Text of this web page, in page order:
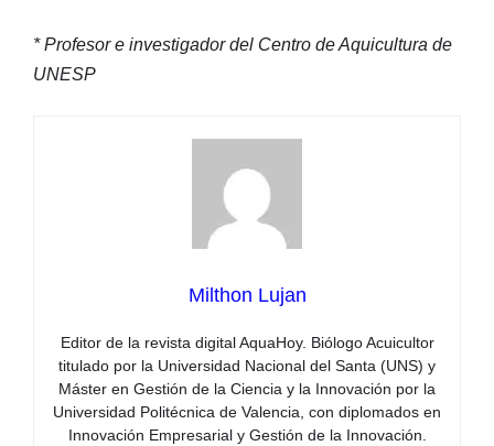
* Profesor e investigador del Centro de Aquicultura de
UNESP
Milthon Lujan
Editor de la revista digital AquaHoy. Biólogo Acuicultor
titulado por la Universidad Nacional del Santa (UNS) y
Máster en Gestión de la Ciencia y la Innovación por la
Universidad Politécnica de Valencia, con diplomados en
Innovación Empresarial y Gestión de la Innovación.